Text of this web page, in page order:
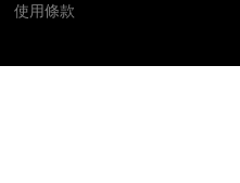
使用條款